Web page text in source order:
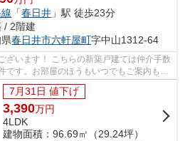
「春日井 」駅 徒歩23分
/ 2階建
春日井市六軒屋町字中山1312-64
ざいます！ こちらの新築戸建ては仲介手数
です。お部屋のほうもいつでもご案内もさ
せ下...
7月31日 値下げ
3,390万円
4LDK
建物面積：96.69㎡（29.24坪）